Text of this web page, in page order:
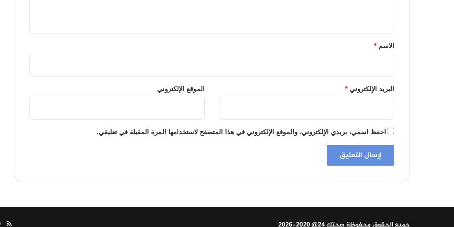
*الاسم *
البريد الإلكتروني * الموقع الإلكتروني
احفظ اسمي، بريدي الإلكتروني، والموقع الإلكتروني في هذا المتصفح لاستخدامها المرة المقبلة في تعليقي.
جميع الحقوق محفوظة صحتك 24@ 2020-2026